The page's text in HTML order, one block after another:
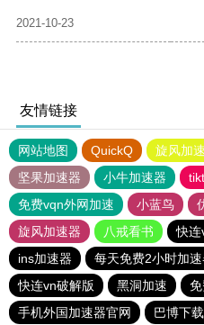
2021-10-23
友情链接
网站地图 QuickQ 旋风加
坚果加速器
小牛加速器
免费vqn外网加速
小蓝鸟
旋风加速器
八戒看书 快连
ins加速器
每天免费2小时加速
快连vn破解版
黑洞加速
手机外国加速器官网
巴博下